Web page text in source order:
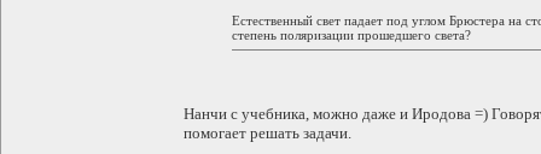
Естественный свет падает под углом Брюстера на
степень поляризации прошедшего света?
Нанчи с учебника, можно даже и Иродова =)
помогает решать задачи.